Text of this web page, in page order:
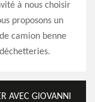
à nous choisir
proposons un
camion benne
AVEC GIOVANNI